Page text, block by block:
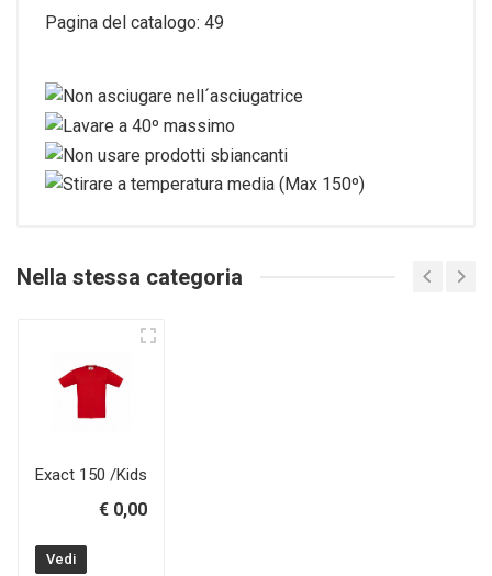
Pagina del catalogo: 49
Nella stessa categoria
Exact 150 /Kids
€ 0,00
Vedi